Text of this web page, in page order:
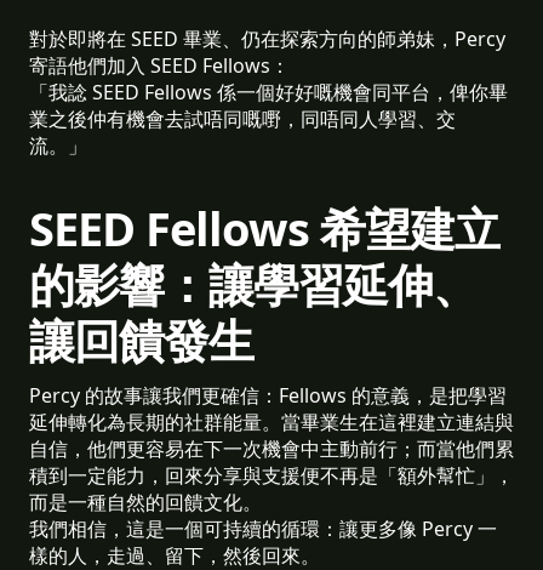
對於即將在 SEED 畢業、仍在探索方向的師弟妹，Percy
寄語他們加入 SEED Fellows：
「我諗 SEED Fellows 係一個好好嘅機會同平台，俾你畢
業之後仲有機會去試唔同嘅嘢，同唔同人學習、交
流。」
SEED Fellows 希望建立
的影響：讓學習延伸、
讓回饋發生
Percy 的故事讓我們更確信：Fellows 的意義，是把學習
延伸轉化為長期的社群能量。當畢業生在這裡建立連結與
自信，他們更容易在下一次機會中主動前行；而當他們累
積到一定能力，回來分享與支援便不再是「額外幫忙」，
而是一種自然的回饋文化。
我們相信，這是一個可持續的循環：讓更多像 Percy 一
樣的人，走過、留下，然後回來。